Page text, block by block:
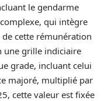
le gendarme
qui intègre
cette rémunération
une grille indiciaire
grade, incluant celui
majoré, multiplié par
cette valeur est fixée